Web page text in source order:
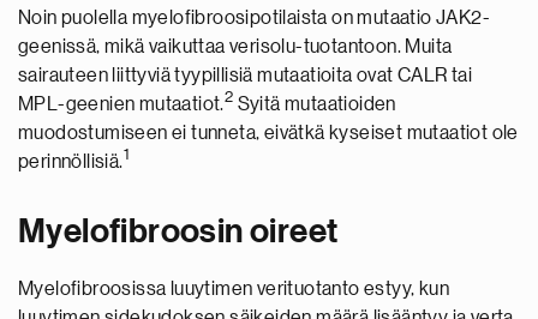
Noin puolella myelofibroosipotilaista on mutaatio JAK2-
geenissä, mikä vaikuttaa verisolu-tuotantoon. Muita
sairauteen liittyviä tyypillisiä mutaatioita ovat CALR tai
MPL-geenien mutaatiot.2 Syitä mutaatioiden
muodostumiseen ei tunneta, eivätkä kyseiset mutaatiot ole
perinnöllisiä.1
Myelofibroosin oireet
Myelofibroosissa luuytimen verituotanto estyy, kun